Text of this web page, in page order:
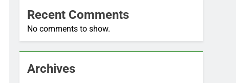
Recent Comments
No comments to show.
Archives